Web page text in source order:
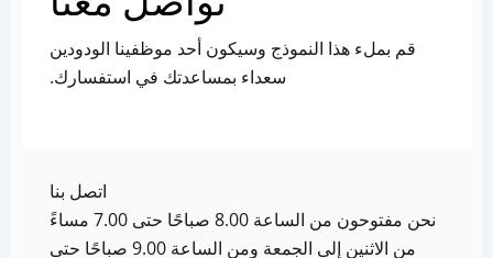
قم بملء هذا النموذج وسيكون أحد موظفينا الودودين
سعداء بمساعدتك في استفسارك.
اتصل بنا
نحن مفتوحون من الساعة 8.00 صباحًا حتى 7.00 مساءً
من الاثنين إلى الجمعة ومن الساعة 9.00 صباحًا حتى